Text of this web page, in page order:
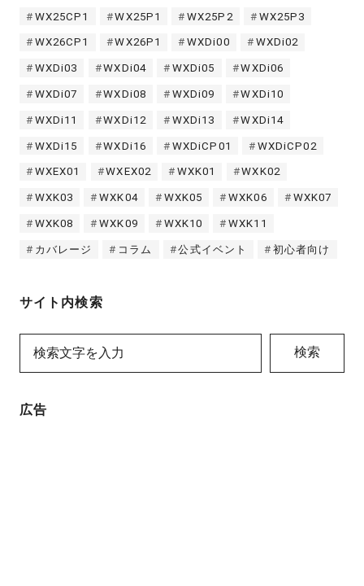
WX25CP1 WX25P1 WX25P2 WX25P3
WX26CP1 WX26P1 WXDi00 WXDi02
WXDi03 WXDi04 WXDi05 WXDi06
WXDi07 WXDi08 WXDi09 WXDi10
WXDi11 WXDi12 WXDi13 WXDi14
WXDi15 WXDi16 WXDiCP01 WXDiCP02
WXEX01 WXEX02 WXK01 WXK02
WXK03 WXK04 WXK05 WXK06 WXK07
WXK08 WXK09 WXK10 WXK11
カバレージ コラム 公式イベント 初心者向け
サイト内検索
検索
広告